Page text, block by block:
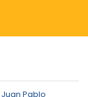
Juan Pablo